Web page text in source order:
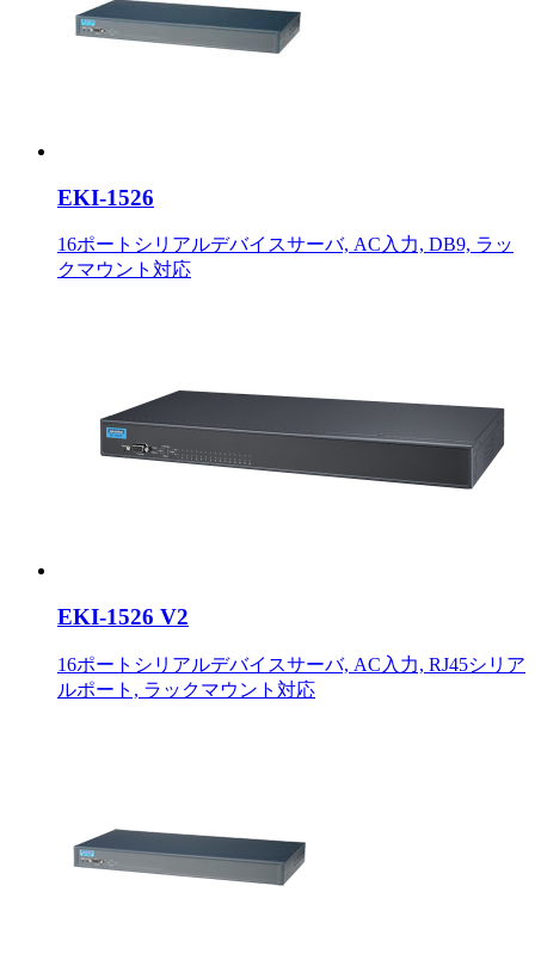
EKI-1526
16ポートシリアルデバイスサーバ, AC入力, DB9, ラッ
クマウント対応
EKI-1526 V2
16ポートシリアルデバイスサーバ, AC入力, RJ45シリア
ルポート, ラックマウント対応